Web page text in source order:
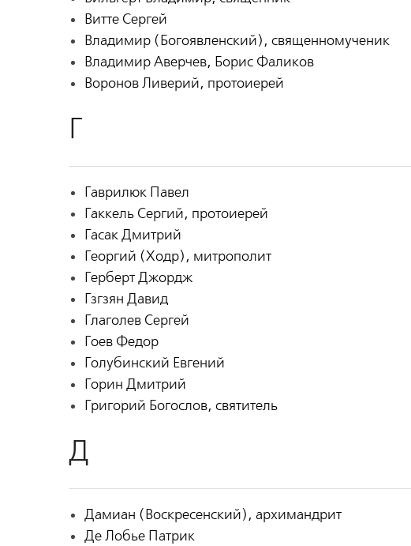
Витте Сергей
Владимир (Богоявленский), священномученик
Владимир Аверчев, Борис Фаликов
Воронов Ливерий, протоиерей
Г
Гаврилюк Павел
Гаккель Сергий, протоиерей
Гасак Дмитрий
Георгий (Ходр), митрополит
Герберт Джордж
Гзгзян Давид
Глаголев Сергей
Гоев Федор
Голубинский Евгений
Горин Дмитрий
Григорий Богослов, святитель
Д
Дамиан (Воскресенский), архимандрит
Де Лобье Патрик